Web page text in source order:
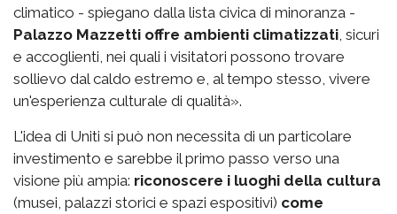
climatico - spiegano dalla lista civica di minoranza -
Palazzo Mazzetti offre ambienti climatizzati , sicuri
e accoglienti, nei quali i visitatori possono trovare
sollievo dal caldo estremo e, al tempo stesso, vivere
un'esperienza culturale di qualità».
L'idea di Uniti si può non necessita di un particolare
investimento e sarebbe il primo passo verso una
visione più ampia: riconoscere i luoghi della cultura
(musei, palazzi storici e spazi espositivi) come